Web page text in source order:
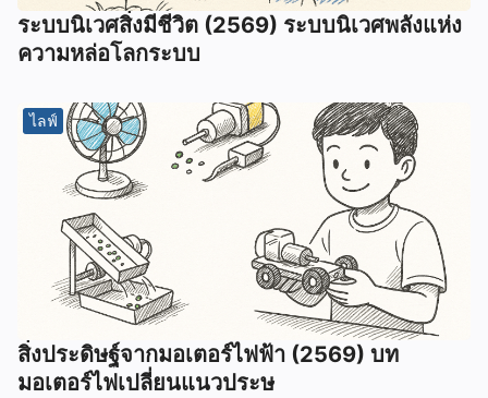
ระบบนิเวศสิ่งมีชีวิต (2569) ระบบนิเวศพลังแห่ง
ความหล่อโลกระบบ
ไลฟ์
สิ่งประดิษฐ์จากมอเตอร์ไฟฟ้า (2569) บท
มอเตอร์ไฟเปลี่ยนแนวประษ